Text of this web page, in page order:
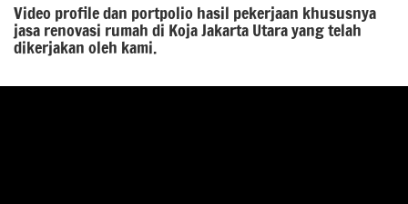
Video profile dan portpolio hasil pekerjaan khususnya
jasa renovasi rumah di Koja Jakarta Utara yang telah
dikerjakan oleh kami.